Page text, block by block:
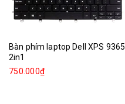
Bàn phím laptop Dell XPS 9365
2in1
750.000₫